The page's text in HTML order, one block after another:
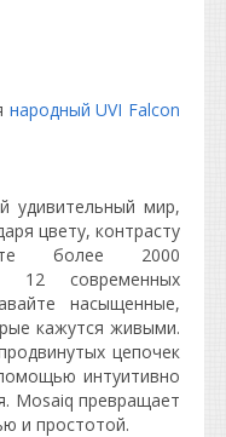
народный UVI Falcon
удивительный мир,
цвету, контрасту
более 2000
12 современных
насыщенные,
кажутся живыми.
цепочек
интуитивно
Mosaiq превращает
и простотой.